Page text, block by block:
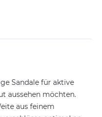
Sandale für aktive
aussehen möchten.
aus feinem